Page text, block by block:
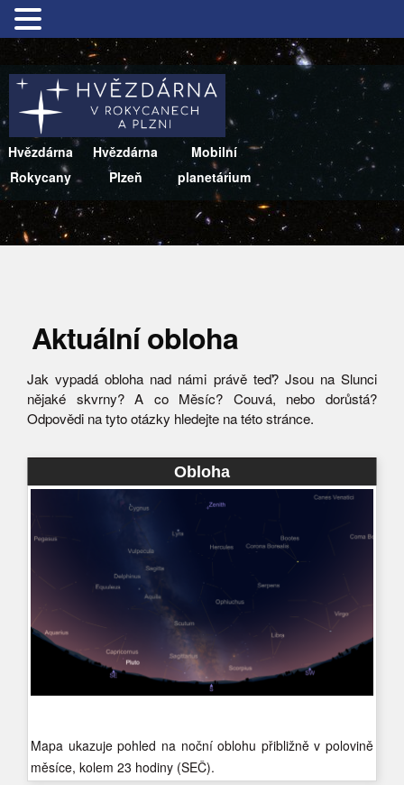
Hvězdárna
Rokycany
Hvězdárna
Plzeň
Mobilní
planetárium
Aktuální obloha
Jak vypadá obloha nad námi právě teď? Jsou na Slunci
nějaké skvrny? A co Měsíc? Couvá, nebo dorůstá?
Odpovědi na tyto otázky hledejte na této stránce.
Obloha
Mapa ukazuje pohled na noční oblohu přibližně v polovině
měsíce, kolem 23 hodiny (SEČ).